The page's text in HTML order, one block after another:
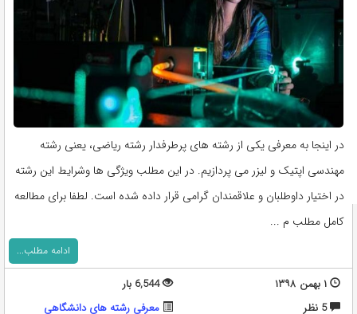
در اینجا به معرفی یکی از رشته های پرطرفدار رشته ریاضی، یعنی رشته
مهندسی اپتیک و لیزر می پردازیم. در این مطلب ویژگی ها وشرایط این رشته
در اختیار داوطلبان و علاقمندان گرامی قرار داده شده است. لطفا برای مطالعه
کامل مطلب م ...
ادامه مطلب...
۱ بهمن ۱۳۹۸
6,544 بار
5 نظر
معرفی رشته های دانشگاهی